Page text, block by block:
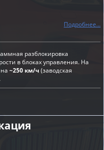
Подробнее...
разблокировка
в блоках управления. На
~250 км/ч (заводская